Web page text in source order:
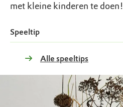
met kleine kinderen te doen!
Speeltip
Alle speeltips